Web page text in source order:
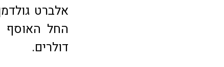
אלברט
דולרים.